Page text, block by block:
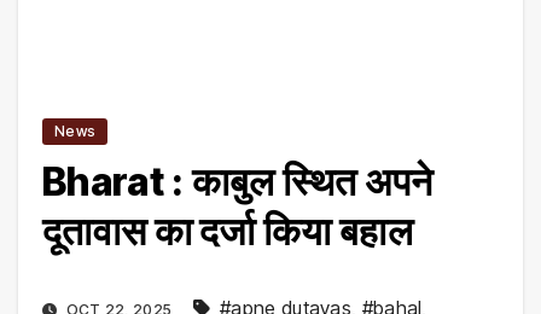
News
Bharat : काबुल स्थित अपने
दूतावास का दर्जा किया बहाल
OCT 22, 2025 #apne dutavas #bahal